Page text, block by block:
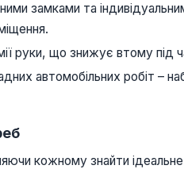
замками та
руки, що знижує втому під
автомобільних робіт –
кожному знайти